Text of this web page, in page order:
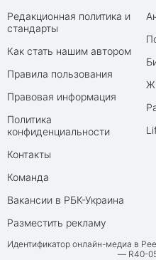
Редакционная политика и
стандарты
Как стать нашим автором
Правила пользования
Правовая информация
Политика
конфиденциальности
Контакты
Команда
Вакансии в РБК-Украина
Разместить рекламу
Идентификатор онлайн-медиа в
— R40-